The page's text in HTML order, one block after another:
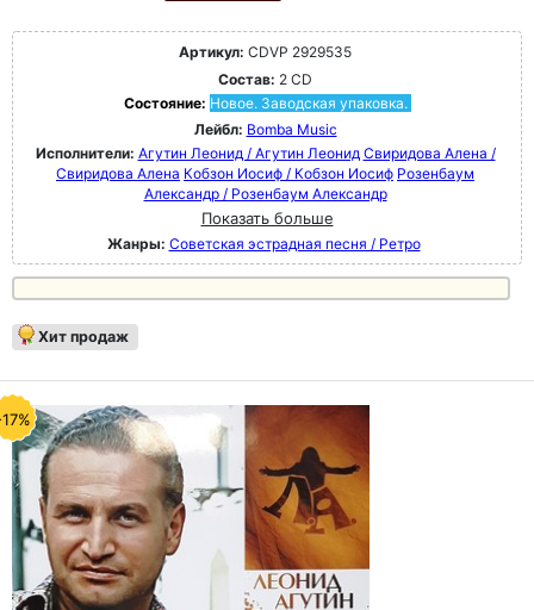
Артикул: CDVP 2929535
Состав: 2 CD
Состояние: Новое. Заводская упаковка.
Лейбл: Bomba Music
Исполнители: Агутин Леонид / Агутин Леонид Свиридова Алена /
Свиридова Алена Кобзон Иосиф / Кобзон Иосиф Розенбаум
Александр / Розенбаум Александр
Показать больше
Жанры: Советская эстрадная песня / Ретро
Хит продаж